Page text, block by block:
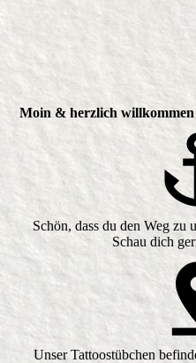
Moin & herzlich willkommen
Schön, dass du den Weg zu
Schau dich
Unser Tattoostübchen